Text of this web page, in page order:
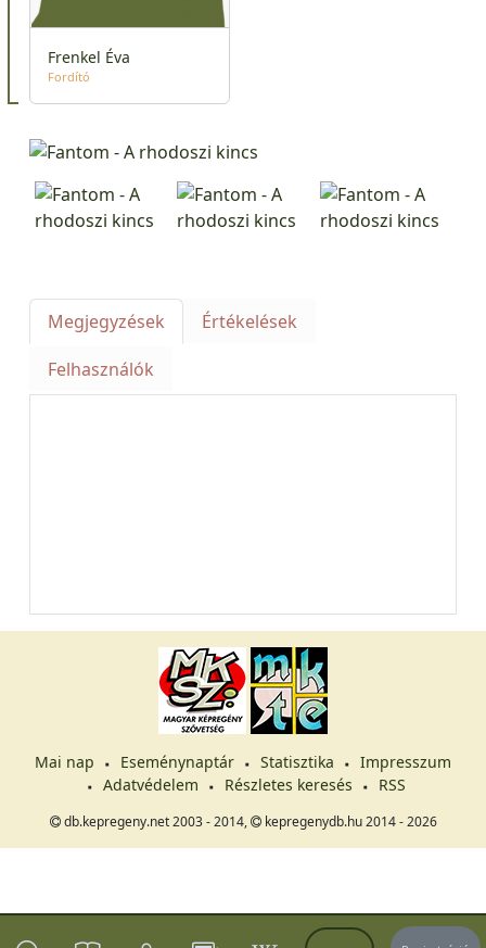
Frenkel Éva
Fordító
Megjegyzések
Értékelések
Felhasználók
Mai nap Eseménynaptár Statisztika
Impresszum
Adatvédelem
Részletes keresés RSS
db.kepregeny.net 2003 - 2014, kepregenydb.hu 2014 - 2026